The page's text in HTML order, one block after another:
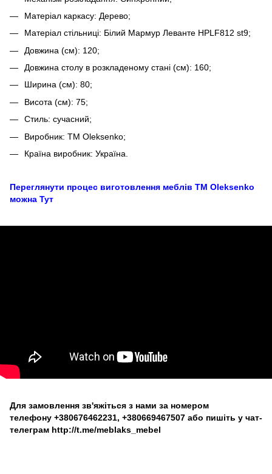
Матеріал каркасу: Дерево;
Матеріал стільниці: Білий Мармур Леванте HPLF812 st9;
Довжина (см): 120;
Довжина столу в розкладеному стані (см): 160;
Ширина (см): 80;
Висота (см): 75;
Стиль: сучасний;
Виробник: TM Oleksenko;
Країна виробник: Україна.
Переглянути процес виготовлення меблів TM Oleksenko
можна Тут
Для замовлення зв'яжіться з нами за номером
телефону +380676462231, +380669467507 або пишіть у чат-
телеграм http://t.me/meblaks_mebel